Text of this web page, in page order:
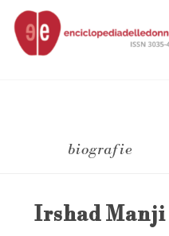
biografie
Irshad Manji